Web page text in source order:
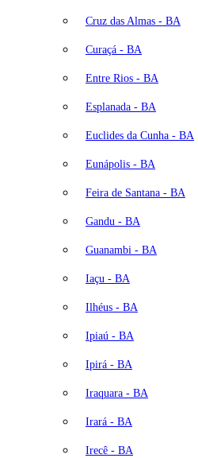
Cruz das Almas - BA
Curaçá - BA
Entre Rios - BA
Esplanada - BA
Euclides da Cunha - BA
Eunápolis - BA
Feira de Santana - BA
Gandu - BA
Guanambi - BA
Iaçu - BA
Ilhéus - BA
Ipiaú - BA
Ipirá - BA
Iraquara - BA
Irará - BA
Irecê - BA